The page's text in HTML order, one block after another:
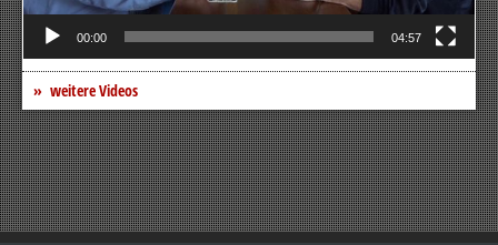
00:00 04:57
weitere Videos